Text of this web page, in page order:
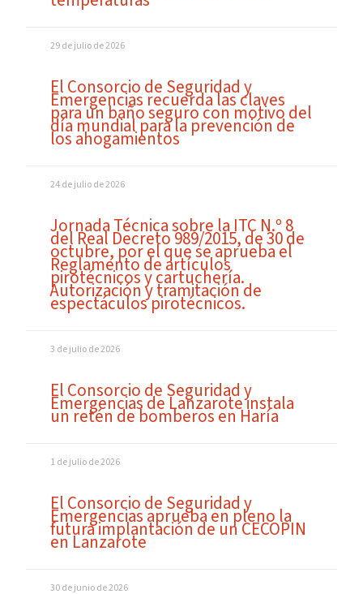
29 de julio de 2026
El Consorcio de Seguridad y
Emergencias recuerda las claves
para un baño seguro con motivo del
día mundial para la prevención de
los ahogamientos
24 de julio de 2026
Jornada Técnica sobre la ITC N.º 8
del Real Decreto 989/2015, de 30 de
octubre, por el que se aprueba el
Reglamento de artículos
pirotécnicos y cartuchería.
Autorización y tramitación de
espectáculos pirotécnicos.
3 de julio de 2026
El Consorcio de Seguridad y
Emergencias de Lanzarote instala
un retén de bomberos en Haría
1 de julio de 2026
El Consorcio de Seguridad y
Emergencias aprueba en pleno la
futura implantación de un CECOPIN
en Lanzarote
30 de junio de 2026